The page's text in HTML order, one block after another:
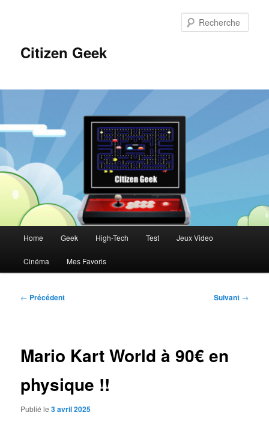
Citizen Geek
Home Geek High-Tech Test Jeux Video
Cinéma Mes Favoris
Navigation
← Précédent Suivant →
Mario Kart World à 90€ en
physique !!
Publié le3 avril 2025